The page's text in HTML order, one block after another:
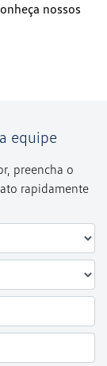
nossos
equipe
preencha o
rapidamente